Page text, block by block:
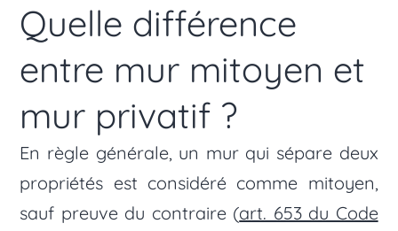
Quelle différence
entre mur mitoyen et
mur privatif ?
En règle générale, un mur qui sépare deux
propriétés est considéré comme mitoyen,
sauf preuve du contraire (art. 653 du Code